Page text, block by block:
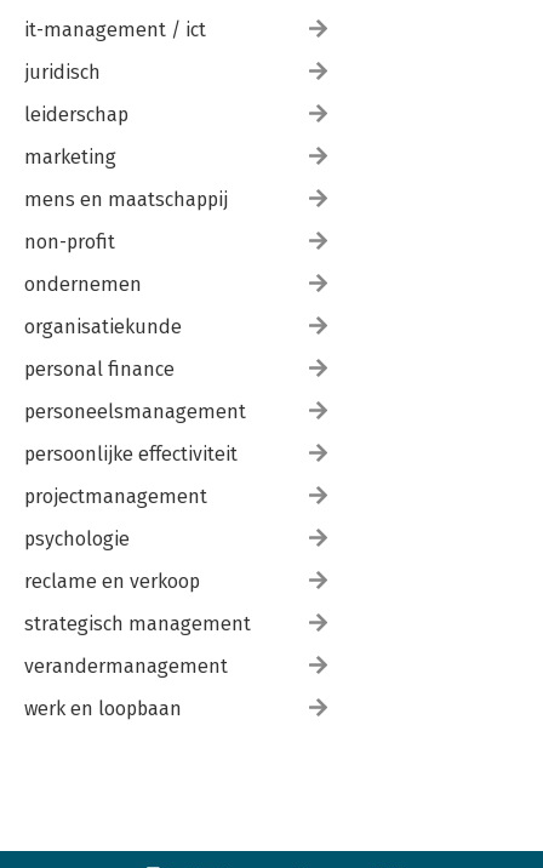
it-management / ict
juridisch
leiderschap
marketing
mens en maatschappij
non-profit
ondernemen
organisatiekunde
personal finance
personeelsmanagement
persoonlijke effectiviteit
projectmanagement
psychologie
reclame en verkoop
strategisch management
verandermanagement
werk en loopbaan